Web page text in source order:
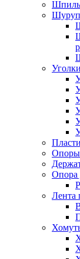
Уголки
Опоры
Опора
Лента